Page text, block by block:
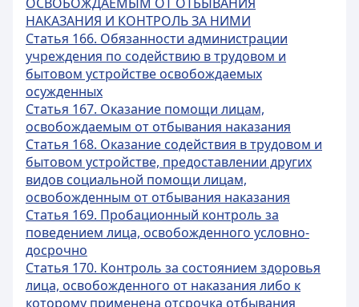
НАКАЗАНИЯ И КОНТРОЛЬ ЗА НИМИ
Статья 166. Обязанности администрации
учреждения по содействию в трудовом и
бытовом устройстве освобождаемых
осужденных
Статья 167. Оказание помощи лицам,
освобождаемым от отбывания наказания
Статья 168. Оказание содействия в трудовом и
бытовом устройстве, предоставлении других
видов социальной помощи лицам,
освобожденным от отбывания наказания
Статья 169. Пробационный контроль за
поведением лица, освобожденного условно-
досрочно
Статья 170. Контроль за состоянием здоровья
лица, освобожденного от наказания либо к
которому применена отсрочка отбывания